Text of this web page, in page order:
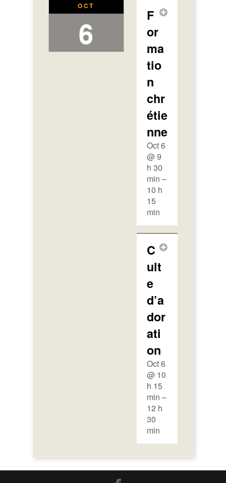
OCT
6
F
or
ma
tio
n
chr
étie
nne
Oct 6
@ 9
h 30
min –
10 h
15
min
C
ult
e
d’a
dor
ati
on
Oct 6
@ 10
h 15
min –
12 h
30
min